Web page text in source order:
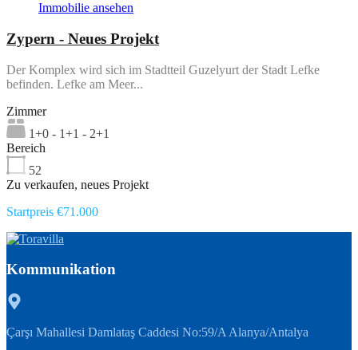
Immobilie ansehen
Zypern - Neues Projekt
Der Komplex wird sich im Stadtteil Guzelyurt der Stadt Lefke
befinden. Lefke am Meer...
Zimmer
1+0 - 1+1 - 2+1
Bereich
52
Zu verkaufen, neues Projekt
Startpreis €71.000
Kommunikation
Çarşı Mahallesi Damlataş Caddesi No:59/A Alanya/Antalya